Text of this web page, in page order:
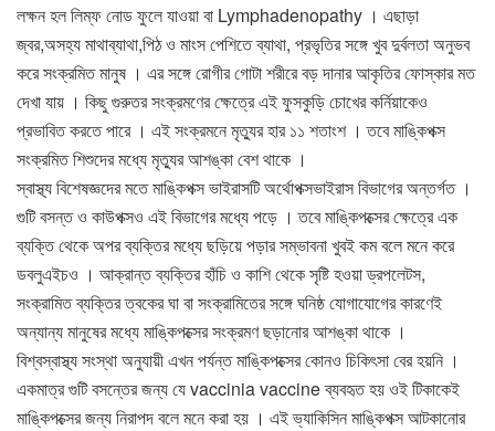
লক্ষন হল লিম্ফ নোড ফুলে যাওয়া বা Lymphadenopathy । এছাড়া
জ্বর,অসহ্য মাথাব্যাথা,পিঠ ও মাংস পেশিতে ব্যাথা, প্রভৃতির সঙ্গে খুব দুর্বলতা অনুভব
করে সংক্রমিত মানুষ । এর সঙ্গে রোগীর গোটা শরীরে বড় দানার আকৃতির ফোস্কার মত
দেখা যায় । কিছু গুরুতর সংক্রমণের ক্ষেত্রে এই ফুসকুড়ি চোখের কর্নিয়াকেও
প্রভাবিত করতে পারে । এই সংক্রমনে মৃত্যুর হার ১১ শতাংশ । তবে মাঙ্কিপক্স
সংক্রমিত শিশুদের মধ্যে মৃত্যুর আশঙ্কা বেশ থাকে ।
স্বাস্থ্য বিশেষজ্ঞদের মতে মাঙ্কিপক্স ভাইরাসটি অর্থোপক্সভাইরাস বিভাগের অন্তর্গত ।
গুটি বসন্ত ও কাউপক্সও এই বিভাগের মধ্যে পড়ে । তবে মাঙ্কিপক্সের ক্ষেত্রে এক
ব্যক্তি থেকে অপর ব্যক্তির মধ্যে ছড়িয়ে পড়ার সম্ভাবনা খুবই কম বলে মনে করে
ডবলুএইচও । আক্রান্ত ব্যক্তির হাঁচি ও কাশি থেকে সৃষ্টি হওয়া ড্রপলেটস,
সংক্রামিত ব্যক্তির ত্বকের ঘা বা সংক্রামিতের সঙ্গে ঘনিষ্ঠ যোগাযোগের কারণেই
অন্যান্য মানুষের মধ্যে মাঙ্কিপক্সের সংক্রমণ ছড়ানোর আশঙ্কা থাকে ।
বিশ্বস্বাস্থ্য সংস্থা অনুযায়ী এখন পর্যন্ত মাঙ্কিপক্সের কোনও চিকিৎসা বের হয়নি ।
একমাত্র গুটি বসন্তের জন্য যে vaccinia vaccine ব্যবহৃত হয় ওই টিকাকেই
মাঙ্কিপক্সের জন্য নিরাপদ বলে মনে করা হয় । এই ভ্যাকিসিন মাঙ্কিপক্স আটকানোর